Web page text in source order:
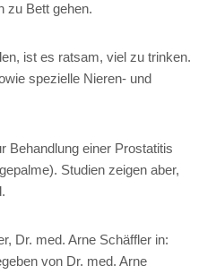
zu Bett gehen.
ist es ratsam, viel zu trinken.
spezielle Nieren- und
Behandlung einer Prostatitis
Studien zeigen aber,
Dr. med. Arne Schäffler in:
von Dr. med. Arne